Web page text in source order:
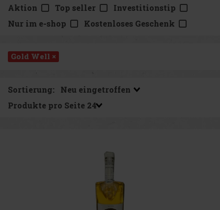
Aktion
Top seller
Investitionstip
Nur im e-shop
Kostenloses Geschenk
Gold Well ×
Sortierung:
Produkte pro Seite